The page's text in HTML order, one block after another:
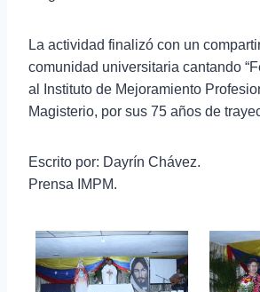
La actividad finalizó con un
comunidad universitaria cantando
al Instituto de Mejoramiento
Magisterio, por sus 75 años de
Escrito por: Dayrín Chávez.
Prensa IMPM.